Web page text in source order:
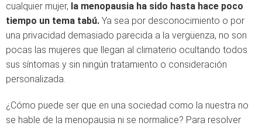
cualquier mujer, la menopausia ha sido hasta hace poco
tiempo un tema tabú. Ya sea por desconocimiento o por
una privacidad demasiado parecida a la vergüenza, no son
pocas las mujeres que llegan al climaterio ocultando todos
sus síntomas y sin ningún tratamiento o consideración
personalizada.
¿Cómo puede ser que en una sociedad como la nuestra no
se hable de la menopausia ni se normalice? Para resolver